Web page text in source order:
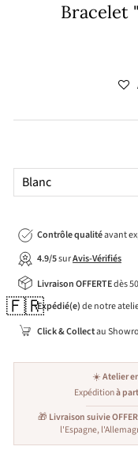
Bracelet
Contrôle qualitéavant
4.9/5surAvis-Vérifiés
Livraison OFFERTEdès
🇫🇷Expédié(e)de notre
Click & Collectau
☀️Atelier
Expéditionà
🎁 Livraison suivie
l'Espagne,